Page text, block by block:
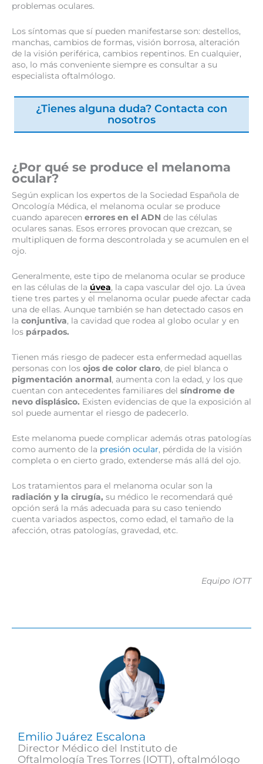
problemas oculares.
Los síntomas que sí pueden manifestarse son: destellos,
manchas, cambios de formas, visión borrosa, alteración
de la visión periférica, cambios repentinos. En cualquier,
aso, lo más conveniente siempre es consultar a su
especialista oftalmólogo.
¿Tienes alguna duda? Contacta con
nosotros
¿Por qué se produce el melanoma
ocular?
Según explican los expertos de la Sociedad Española de
Oncología Médica, el melanoma ocular se produce
cuando aparecen errores en el ADN de las células
oculares sanas. Esos errores provocan que crezcan, se
multipliquen de forma descontrolada y se acumulen en el
ojo.
Generalmente, este tipo de melanoma ocular se produce
en las células de la úvea, la capa vascular del ojo. La úvea
tiene tres partes y el melanoma ocular puede afectar cada
una de ellas. Aunque también se han detectado casos en
la conjuntiva, la cavidad que rodea al globo ocular y en
los párpados.
Tienen más riesgo de padecer esta enfermedad aquellas
personas con los ojos de color claro, de piel blanca o
pigmentación anormal, aumenta con la edad, y los que
cuentan con antecedentes familiares del síndrome de
nevo displásico. Existen evidencias de que la exposición al
sol puede aumentar el riesgo de padecerlo.
Este melanoma puede complicar además otras patologías
como aumento de la presión ocular, pérdida de la visión
completa o en cierto grado, extenderse más allá del ojo.
Los tratamientos para el melanoma ocular son la
radiación y la cirugía, su médico le recomendará qué
opción será la más adecuada para su caso teniendo
cuenta variados aspectos, como edad, el tamaño de la
afección, otras patologías, gravedad, etc.
Equipo IOTT
Emilio Juárez Escalona
Director Médico del Instituto de
Oftalmología Tres Torres (IOTT), oftalmólogo